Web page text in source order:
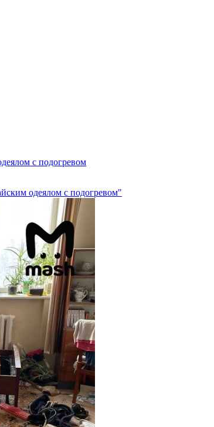
с подогревом
одеялом с подогревом"